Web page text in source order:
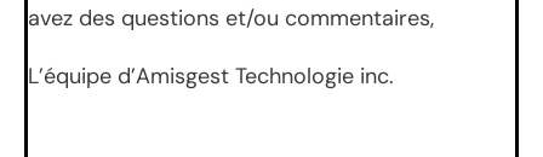
avez des questions et/ou commentaires,
L’équipe d’Amisgest Technologie inc.